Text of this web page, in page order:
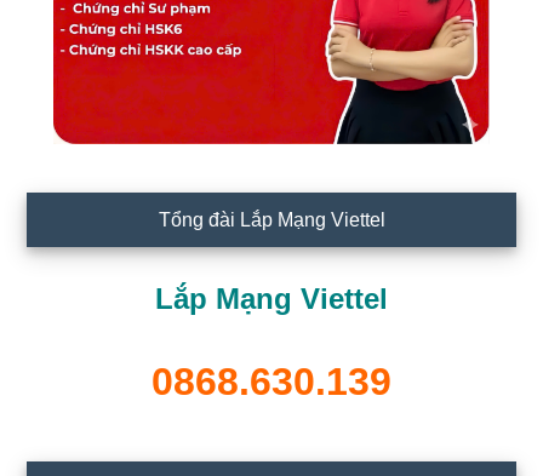
Tổng đài Lắp Mạng Viettel
Lắp Mạng Viettel
0868.630.139